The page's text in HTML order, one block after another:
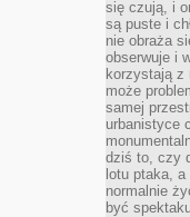
się czują, i
są puste i
nie obraża
obserwuje i
korzystają z
może
samej
urbanistyce
dziś to, czy
lotu ptaka,
normalnie
być